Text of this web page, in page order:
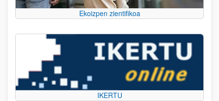
Ekoizpen zientifikoa
IKERTU